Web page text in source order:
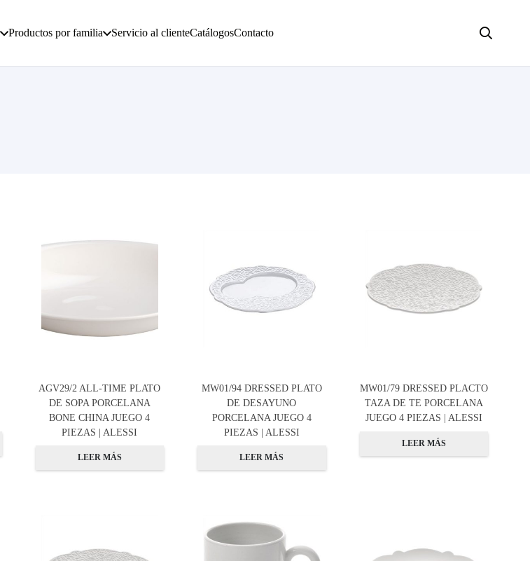
Productos por familia Servicio al clienteCatálogosContacto
AGV29/2 ALL-TIME PLATO
DE SOPA PORCELANA
BONE CHINA JUEGO 4
PIEZAS | ALESSI
LEER MÁS
MW01/94 DRESSED PLATO
DE DESAYUNO
PORCELANA JUEGO 4
PIEZAS | ALESSI
LEER MÁS
MW01/79 DRESSED PLACTO
TAZA DE TE PORCELANA
JUEGO 4 PIEZAS | ALESSI
LEER MÁS